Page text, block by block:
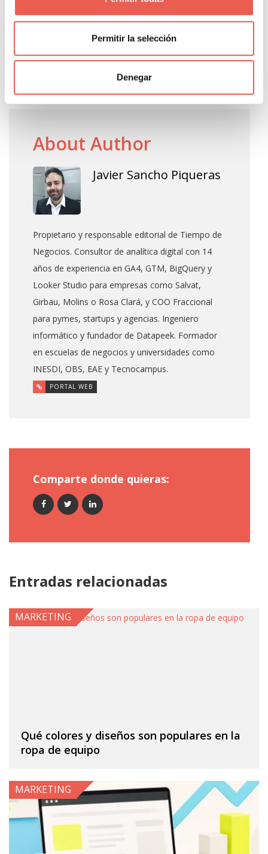
Permitir la selección
Denegar
¿Qué opinas? ¿Son útiles estos personajes, a modo
de ejemplo, para fijarse en habilidades necesarias?
About Author
Javier Sancho Piqueras
Propietario y responsable editorial de Tiempo de
Negocios. Consultor de analítica digital con 14
años de experiencia en GA4, GTM, BigQuery y
Looker Studio para empresas como Salvat,
Girbau, Molins o Rosa Clará, y COO Fraccional
para pymes, startups y agencias. Ingeniero
informático y fundador de Datapeek. Formador
en escuelas de negocios y universidades como
INESDI, OBS, EAE y Tecnocampus.
PORTAL WEB
Comparte donde quieras:
Entradas relacionadas
Qué colores y diseños son populares en la
ropa de equipo
MARKETING
MARKETING